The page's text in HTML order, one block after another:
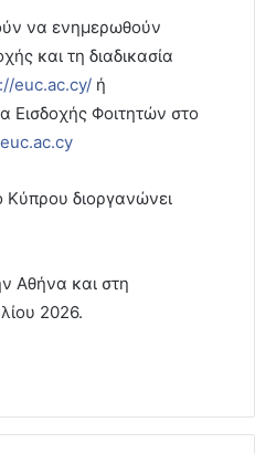
να ενημερωθούν
και τη διαδικασία
euc.ac.cy/ ή
Εισδοχής Φοιτητών στο
Κύπρου διοργανώνει
Αθήνα και στη
2026.